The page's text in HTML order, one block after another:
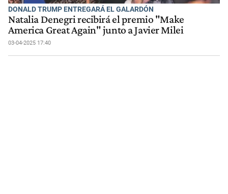
DONALD TRUMP ENTREGARÁ EL GALARDÓN
Natalia Denegri recibirá el premio "Make
America Great Again" junto a Javier Milei
03-04-2025 17:40